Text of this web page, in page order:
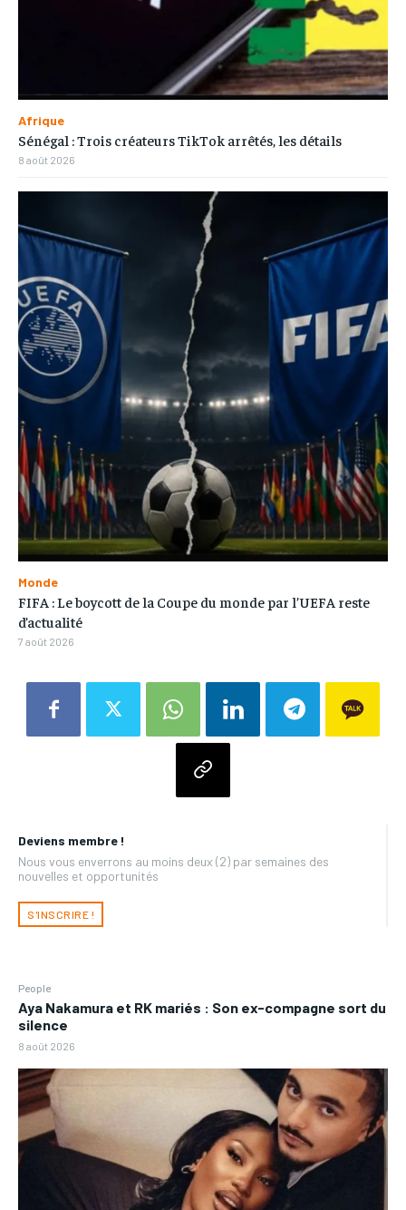
Deviens membre !
Nous vous enverrons au moins deux (2) par semaines des
nouvelles et opportunités
S'INSCRIRE !
People
Aya Nakamura et RK mariés : Son ex-compagne sort du
silence
8 août 2026
Afrique
Sénégal : Trois créateurs TikTok arrêtés, les détails
8 août 2026
Monde
FIFA : Le boycott de la Coupe du monde par l’UEFA reste
d’actualité
7 août 2026